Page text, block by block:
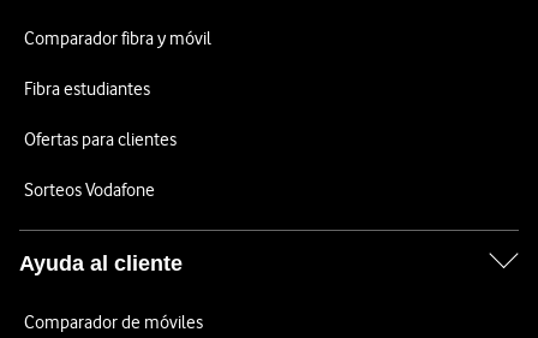
Comparador fibra y móvil
Fibra estudiantes
Ofertas para clientes
Sorteos Vodafone
Ayuda al cliente
Comparador de móviles